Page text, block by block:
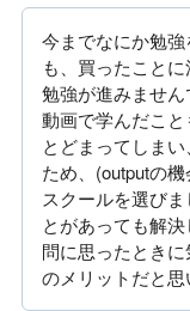
今までなにか勉
も、買ったこと
勉強が進みませ
動画で学んだこ
とどまってしま
ため、(outputの
スクールを選び
とがあっても解
問に思ったとき
のメリットだと思